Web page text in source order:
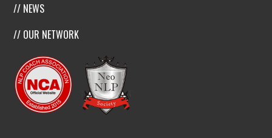
// NEWS
// OUR NETWORK